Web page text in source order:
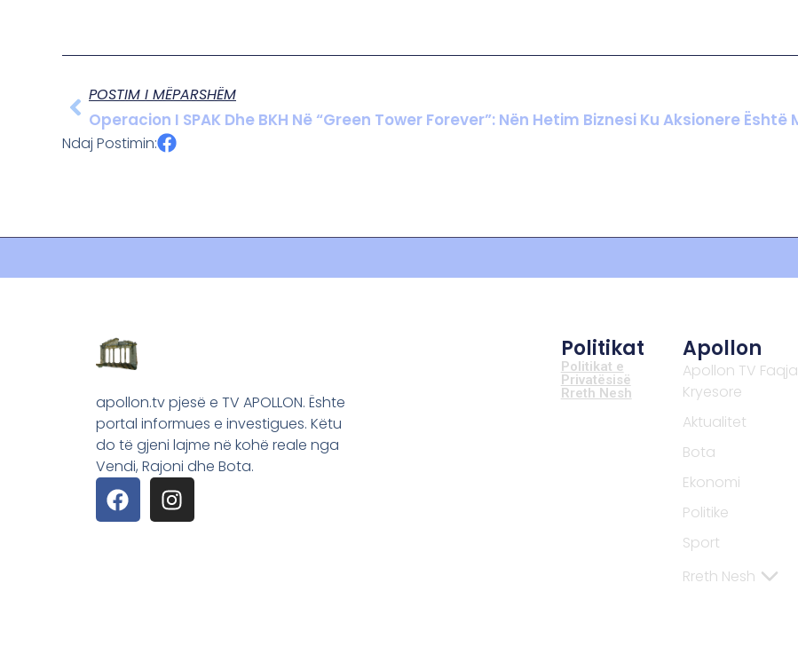
POSTIM I MËPARSHËM
Ndaj Postimin:
apollon.tv pjesë e TV APOLLON. Ështe
portal informues e investigues. Këtu
do të gjeni lajme në kohë reale nga
Vendi, Rajoni dhe Bota.
Politikat
Politikat e
Privatësisë
Rreth Nesh
Apollon
Apollon TV Faqja
Kryesore
Aktualitet
Bota
Ekonomi
Politike
Sport
Rreth Nesh